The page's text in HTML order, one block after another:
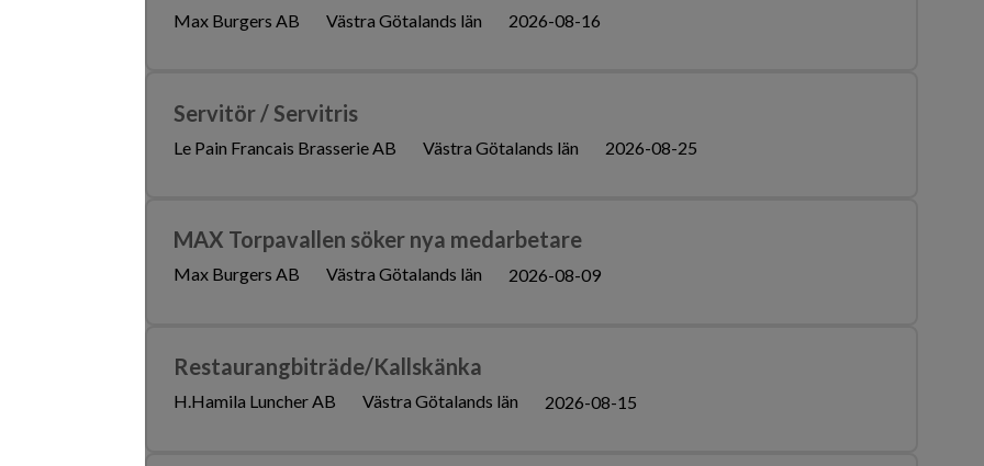
Max Burgers AB Västra Götalands län 2026-08-16
Servitör / Servitris
Le Pain Francais Brasserie AB Västra Götalands län 2026-08-25
MAX Torpavallen söker nya medarbetare
Max Burgers AB Västra Götalands län 2026-08-09
Restaurangbiträde/Kallskänka
H.Hamila Luncher AB Västra Götalands län 2026-08-15